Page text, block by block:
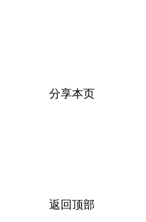
分享本页
返回顶部